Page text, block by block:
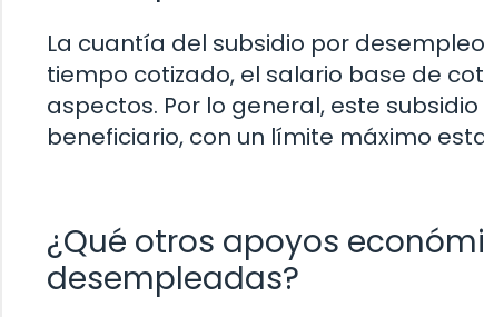
La cuantía del subsidio por
tiempo cotizado, el salario base de
aspectos. Por lo general, este
beneficiario, con un límite máximo
¿Qué otros apoyos
desempleadas?